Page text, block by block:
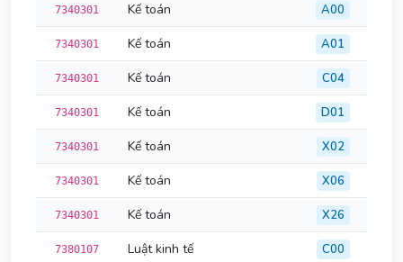
7340301 Kế toán A00
7340301 Kế toán A01
7340301 Kế toán C04
7340301 Kế toán D01
7340301 Kế toán X02
7340301 Kế toán X06
7340301 Kế toán X26
7380107 Luật kinh tế C00